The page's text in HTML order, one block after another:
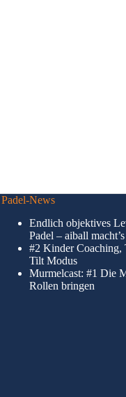
Padel-News
Endlich objektives
Padel – aiball
#2 Kinder Coaching,
Tilt Modus
Murmelcast: #1 Die
Rollen bringen